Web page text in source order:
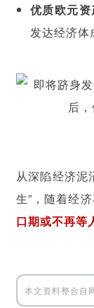
优质欧元
发达经济体
从深陷经济泥
生”，随着经
口期或不再等
本文资料整合自